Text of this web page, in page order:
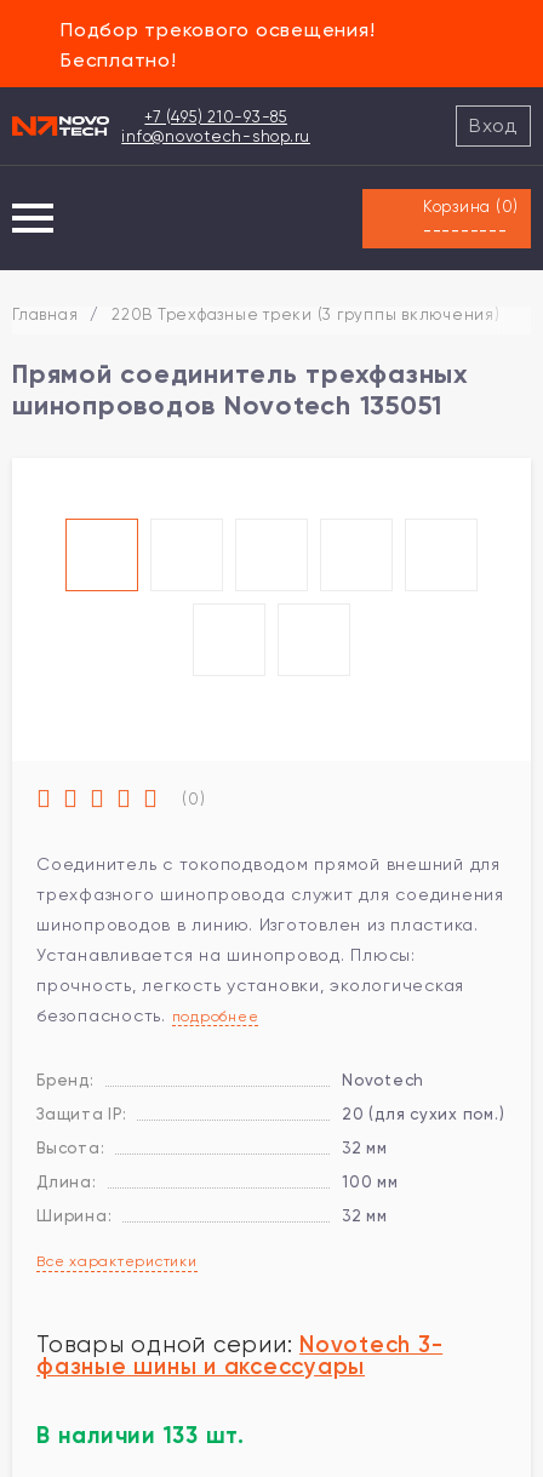
Подбор трекового освещения!
Бесплатно!
+7 (495) 210-93-85
info@novotech-shop.ru
Вход
Корзина ( 0)
---------
Главная / 220В Трехфазные треки (3 группы включения)
Прямой соединитель трехфазных
шинопроводов Novotech 135051
(0)
Соединитель с токоподводом прямой внешний для
трехфазного шинопровода служит для соединения
шинопроводов в линию. Изготовлен из пластика.
Устанавливается на шинопровод. Плюсы:
прочность, легкость установки, экологическая
безопасность. подробнее
Бренд:
Novotech
Защита IP:
20 (для сухих пом.)
Высота:
32 мм
Длина:
100 мм
Ширина:
32 мм
Все характеристики
Товары одной серии: Novotech 3-
фазные шины и аксессуары
В наличии 133 шт.